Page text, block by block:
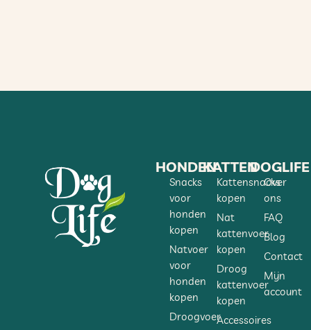
HONDEN
Snacks
voor
honden
kopen
Natvoer
voor
honden
kopen
Droogvoer
KATTEN
Kattensnacks
kopen
Nat
kattenvoer
kopen
Droog
kattenvoer
kopen
Accessoires
DOGLIFE
Over
ons
FAQ
Blog
Contact
Mijn
account